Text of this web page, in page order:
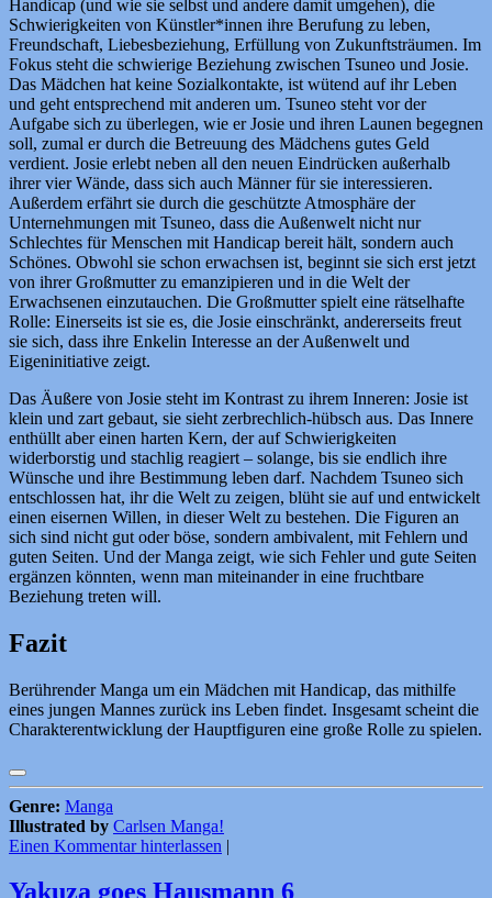
Handicap (und wie sie selbst und andere damit umgehen), die
Schwierigkeiten von Künstler*innen ihre Berufung zu leben,
Freundschaft, Liebesbeziehung, Erfüllung von Zukunftsträumen. Im
Fokus steht die schwierige Beziehung zwischen Tsuneo und Josie.
Das Mädchen hat keine Sozialkontakte, ist wütend auf ihr Leben
und geht entsprechend mit anderen um. Tsuneo steht vor der
Aufgabe sich zu überlegen, wie er Josie und ihren Launen begegnen
soll, zumal er durch die Betreuung des Mädchens gutes Geld
verdient. Josie erlebt neben all den neuen Eindrücken außerhalb
ihrer vier Wände, dass sich auch Männer für sie interessieren.
Außerdem erfährt sie durch die geschützte Atmosphäre der
Unternehmungen mit Tsuneo, dass die Außenwelt nicht nur
Schlechtes für Menschen mit Handicap bereit hält, sondern auch
Schönes. Obwohl sie schon erwachsen ist, beginnt sie sich erst jetzt
von ihrer Großmutter zu emanzipieren und in die Welt der
Erwachsenen einzutauchen. Die Großmutter spielt eine rätselhafte
Rolle: Einerseits ist sie es, die Josie einschränkt, andererseits freut
sie sich, dass ihre Enkelin Interesse an der Außenwelt und
Eigeninitiative zeigt.
Das Äußere von Josie steht im Kontrast zu ihrem Inneren: Josie ist
klein und zart gebaut, sie sieht zerbrechlich-hübsch aus. Das Innere
enthüllt aber einen harten Kern, der auf Schwierigkeiten
widerborstig und stachlig reagiert – solange, bis sie endlich ihre
Wünsche und ihre Bestimmung leben darf. Nachdem Tsuneo sich
entschlossen hat, ihr die Welt zu zeigen, blüht sie auf und entwickelt
einen eisernen Willen, in dieser Welt zu bestehen. Die Figuren an
sich sind nicht gut oder böse, sondern ambivalent, mit Fehlern und
guten Seiten. Und der Manga zeigt, wie sich Fehler und gute Seiten
ergänzen könnten, wenn man miteinander in eine fruchtbare
Beziehung treten will.
Fazit
Berührender Manga um ein Mädchen mit Handicap, das mithilfe
eines jungen Mannes zurück ins Leben findet. Insgesamt scheint die
Charakterentwicklung der Hauptfiguren eine große Rolle zu spielen.
Genre: Manga
Illustrated by Carlsen Manga!
Einen Kommentar hinterlassen |
Yakuza goes Hausmann 6